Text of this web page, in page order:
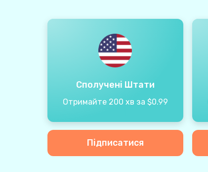
Сполучені Штати
Отримайте 200 хв за $0.99
Підписатися